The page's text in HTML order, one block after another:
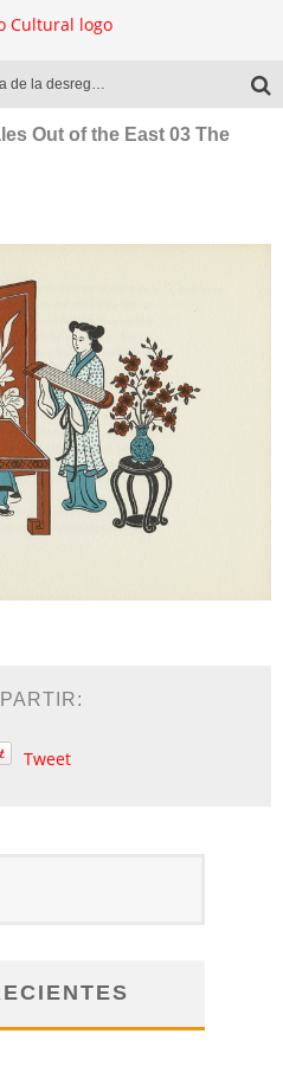
El libro en la mira de la desregulación
llovedor
Out of the East 03 The
Tweet